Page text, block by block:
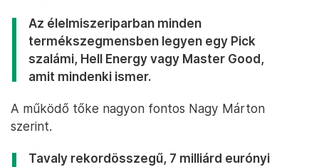
Az élelmiszeriparban minden
termékszegmensben legyen egy Pick
szalámi, Hell Energy vagy Master Good,
amit mindenki ismer.
A működő tőke nagyon fontos Nagy Márton
szerint.
Tavaly rekordösszegű, 7 milliárd eurónyi